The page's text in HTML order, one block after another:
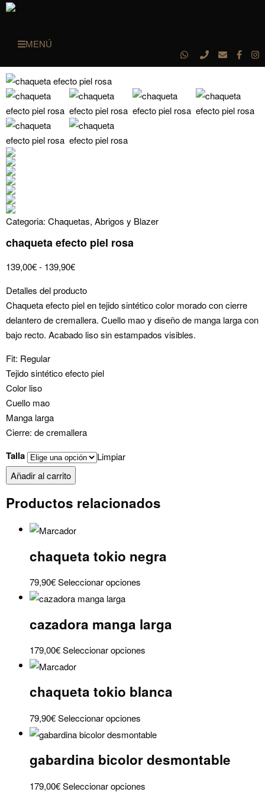
MENÚ
Categoria: Chaquetas, Abrigos y Blazer
chaqueta efecto piel rosa
139,00€- 139,90€Rango
precios:
desde
139,00€
hasta
Detalles del producto
Chaqueta efecto piel en tejido sintético color morado con cierre
delantero de cremallera. Cuello mao y diseño de manga larga con
bajo recto. Acabado liso sin estampados visibles.
Fit: Regular
Tejido sintético efecto piel
Color liso
Cuello mao
Manga larga
Cierre: de cremallera
Talla Limpiar
chaqueta
efecto
piel
cantidad
Añadir al carrito
Productos relacionados
chaqueta tokio negra
79,90€Seleccionar opciones
múltiples
Las
se
pueden
en
página
producto
cazadora manga larga
179,00€Seleccionar opciones
múltiples
opciones
se
pueden
chaqueta tokio blanca
79,90€Seleccionar opciones
producto
múltiples
Las
gabardina bicolor desmontable
179,00€Seleccionar opciones